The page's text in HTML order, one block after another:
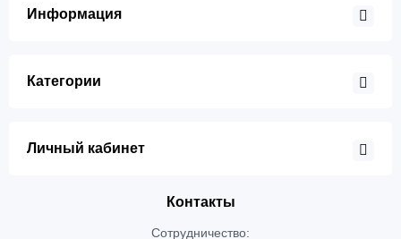
Информация
Категории
Личный кабинет
Контакты
Сотрудничество: